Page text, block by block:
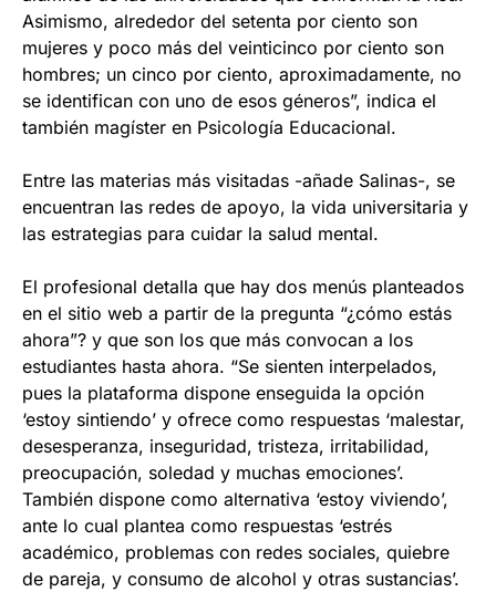
Asimismo, alrededor del setenta por ciento son
mujeres y poco más del veinticinco por ciento son
hombres; un cinco por ciento, aproximadamente, no
se identifican con uno de esos géneros”, indica el
también magíster en Psicología Educacional.
Entre las materias más visitadas -añade Salinas-, se
encuentran las redes de apoyo, la vida universitaria y
las estrategias para cuidar la salud mental.
El profesional detalla que hay dos menús planteados
en el sitio web a partir de la pregunta “¿cómo estás
ahora”? y que son los que más convocan a los
estudiantes hasta ahora. “Se sienten interpelados,
pues la plataforma dispone enseguida la opción
‘estoy sintiendo’ y ofrece como respuestas ‘malestar,
desesperanza, inseguridad, tristeza, irritabilidad,
preocupación, soledad y muchas emociones’.
También dispone como alternativa ‘estoy viviendo’,
ante lo cual plantea como respuestas ‘estrés
académico, problemas con redes sociales, quiebre
de pareja, y consumo de alcohol y otras sustancias’.